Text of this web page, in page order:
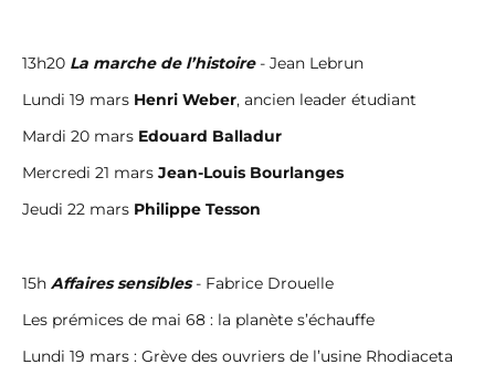
13h20 La marche de l’histoire- Jean Lebrun
Lundi 19 mars Henri Weber, ancien leader étudiant
Mardi 20 mars Edouard Balladur
Mercredi 21 mars Jean-Louis Bourlanges
Jeudi 22 mars Philippe Tesson
15h Affaires sensibles- Fabrice Drouelle
Les prémices de mai 68 : la planète s’échauffe
Lundi 19 mars : Grève des ouvriers de l’usine Rhodiaceta